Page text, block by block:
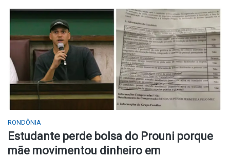
RONDÔNIA
Estudante perde bolsa do Prouni porque
mãe movimentou dinheiro em